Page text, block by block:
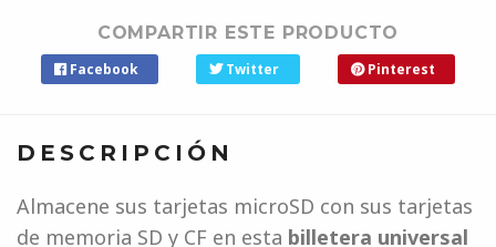
COMPARTIR ESTE PRODUCTO
Facebook Twitter Pinterest
DESCRIPCIÓN
Almacene sus tarjetas microSD con sus tarjetas
de memoria SD y CF en esta billetera universal